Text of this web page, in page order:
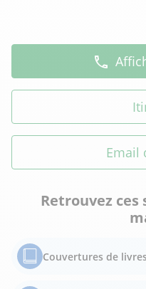
Email
Retrouvez
Couvertures de livres